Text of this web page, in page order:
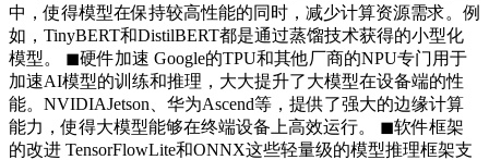
中，使得模型在保持较高性能的同时，减少计算资源需求。例
如，TinyBERT和DistilBERT都是通过蒸馏技术获得的小型化
模型。 ◼硬件加速 Google的TPU和其他厂商的NPU专门用于
加速AI模型的训练和推理，大大提升了大模型在设备端的性
能。NVIDIAJetson、华为Ascend等，提供了强大的边缘计算
能力，使得大模型能够在终端设备上高效运行。 ◼软件框架
的改进 TensorFlowLite和ONNX这些轻量级的模型推理框架支